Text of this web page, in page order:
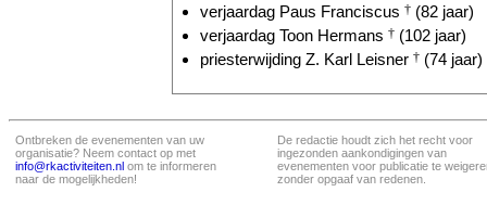
verjaardag Paus Franciscus † (82 jaar)
verjaardag Toon Hermans † (102 jaar)
priesterwijding Z. Karl Leisner † (74 jaar)
Ontbreken de evenementen van uw
organisatie? Neem contact op met
info@rkactiviteiten.nl om te informeren
naar de mogelijkheden!
De redactie houdt zich het recht voor
ingezonden aankondigingen van
evenementen voor publicatie te
zonder opgaaf van redenen.